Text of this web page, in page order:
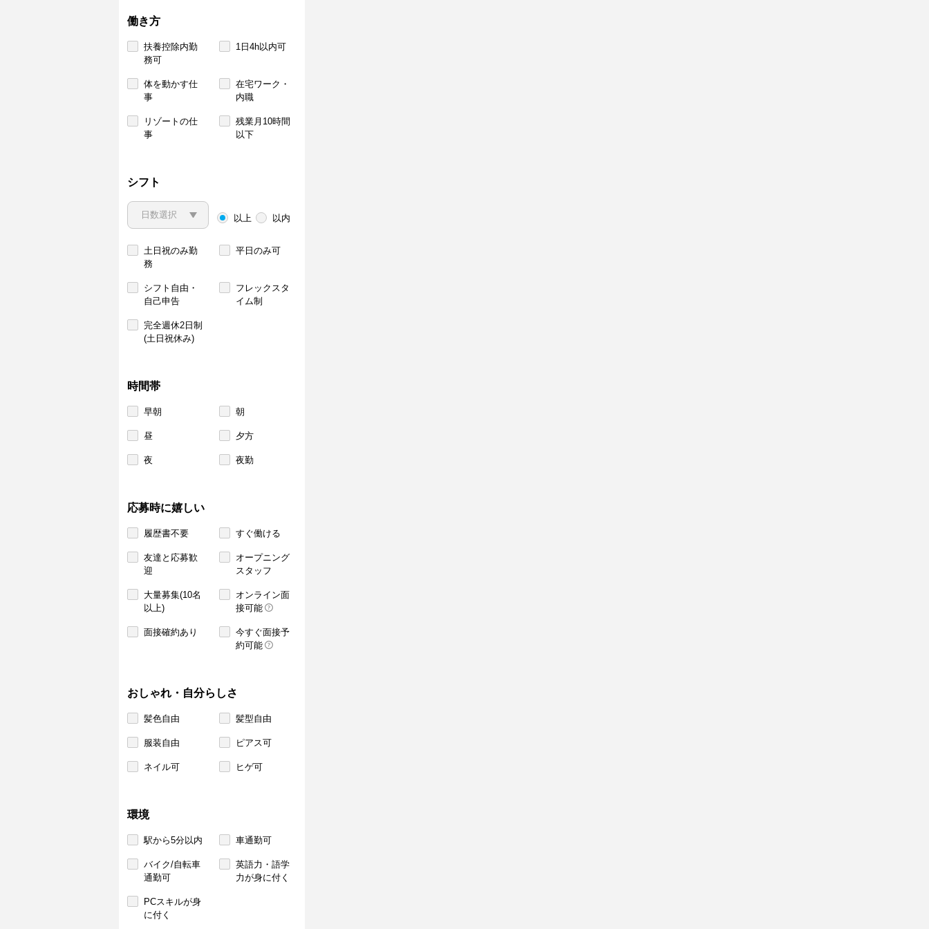
働き方
扶養控除内勤
務可
1日4h以内可
体を動かす仕
事
在宅ワーク・
内職
リゾートの仕
事
残業月10時間
以下
シフト
以上 以内
土日祝のみ勤
務
平日のみ可
シフト自由・
自己申告
フレックスタ
イム制
完全週休2日制
(土日祝休み)
時間帯
早朝 朝
昼 夕方
夜 夜勤
応募時に嬉しい
履歴書不要 すぐ働ける
友達と応募歓
迎
オープニング
スタッフ
大量募集(10名
以上)
オンライン面
接可能
面接確約あり
今すぐ面接予
約可能
おしゃれ・自分らしさ
髪色自由 髪型自由
服装自由 ピアス可
ネイル可 ヒゲ可
環境
駅から5分以内 車通勤可
バイク/自転車
通勤可
英語力・語学
力が身に付く
PCスキルが身
に付く